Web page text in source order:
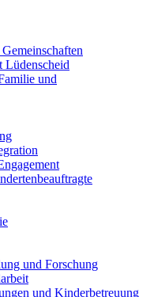
Lüdenscheid
und
und Forschung
und Kinderbetreuung